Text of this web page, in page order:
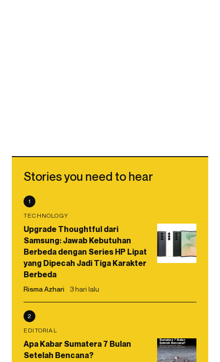
Stories you need to hear
1
TECHNOLOGY
Upgrade Thoughtful dari
Samsung: Jawab Kebutuhan
Berbeda dengan Series HP Lipat
yang Dipecah Jadi Tiga Karakter
Berbeda
Risma Azhari 3 hari lalu
2
EDITORIAL
Apa Kabar Sumatera 7 Bulan
Setelah Bencana?